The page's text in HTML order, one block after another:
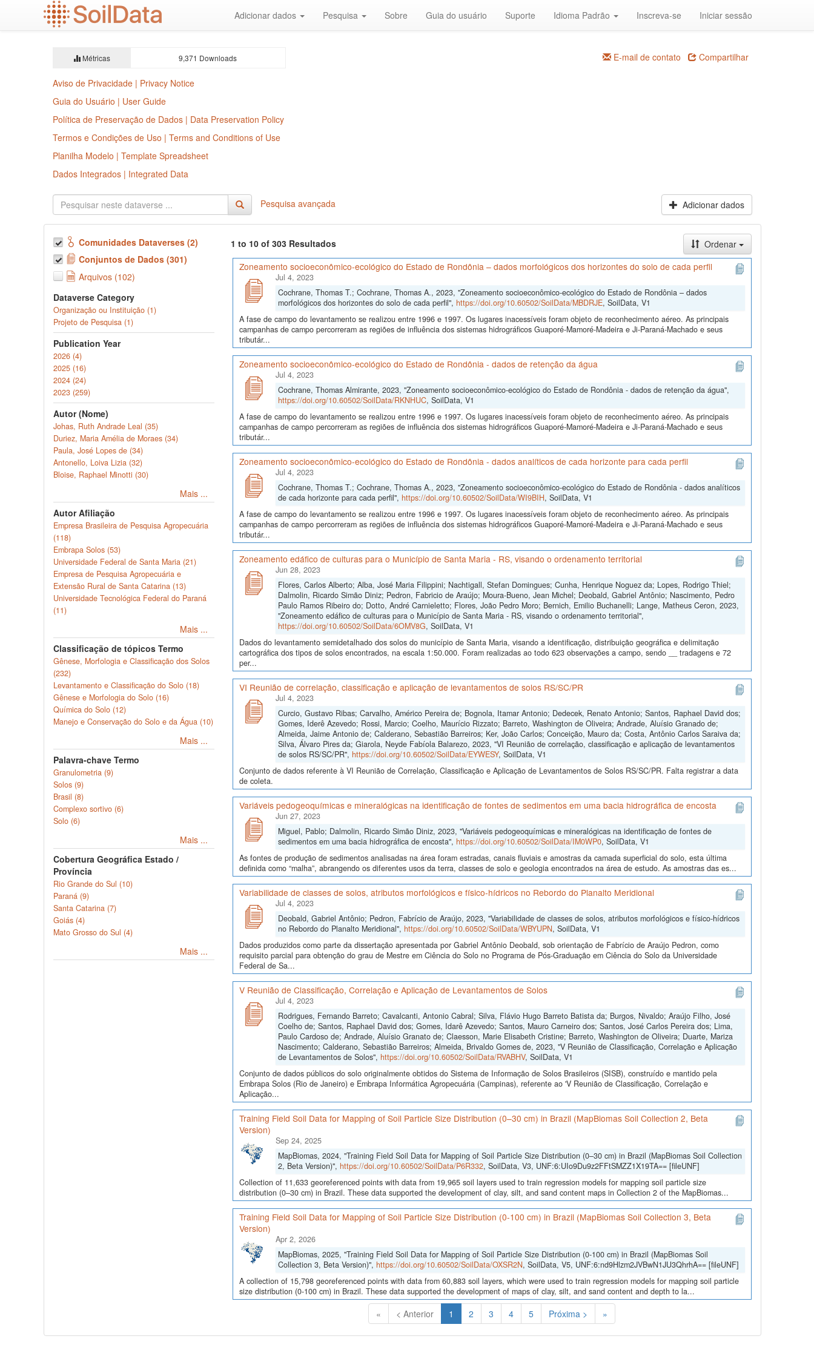
Adicionar dados Pesquisa Sobre Guia do usuário Suporte Idioma Padrão Inscreva-se Iniciar sessão
Métricas 9,371 Downloads E-mail de contato Compartilhar
Aviso de Privacidade | Privacy Notice
Guia do Usuário | User Guide
Política de Preservação de Dados | Data Preservation Policy
Termos e Condições de Uso | Terms and Conditions of Use
Planilha Modelo | Template Spreadsheet
Dados Integrados | Integrated Data
Pesquisa avançada Adicionar dados
Comunidades Dataverses (2)
Conjuntos de Dados (301)
Arquivos (102)
Dataverse Category
Organização ou Instituição (1)
Projeto de Pesquisa (1)
Publication Year
2026 (4)
2025 (16)
2024 (24)
2023 (259)
Autor (Nome)
Johas, Ruth Andrade Leal (35)
Duriez, Maria Amélia de Moraes (34)
Paula, José Lopes de (34)
Antonello, Loiva Lizia (32)
Bloise, Raphael Minotti (30)
Mais ...
Autor Afiliação
Empresa Brasileira de Pesquisa Agropecuária
(118)
Embrapa Solos (53)
Universidade Federal de Santa Maria (21)
Empresa de Pesquisa Agropecuária e
Extensão Rural de Santa Catarina (13)
Universidade Tecnológica Federal do Paraná
(11)
Mais ...
Classificação de tópicos Termo
Gênese, Morfologia e Classificação dos Solos
(232)
Levantamento e Classificação do Solo (18)
Gênese e Morfologia do Solo (16)
Química do Solo (12)
Manejo e Conservação do Solo e da Água (10)
Mais ...
Palavra-chave Termo
Granulometria (9)
Solos (9)
Brasil (8)
Complexo sortivo (6)
Solo (6)
Mais ...
Cobertura Geográfica Estado /
Província
Rio Grande do Sul (10)
Paraná (9)
Santa Catarina (7)
Goiás (4)
Mato Grosso do Sul (4)
Mais ...
1 to 10 of 303 Resultados
Ordenar
Zoneamento socioeconômico-ecológico do Estado de Rondônia – dados morfológicos dos horizontes do solo de cada perfil
Jul 4, 2023
Cochrane, Thomas T.; Cochrane, Thomas A., 2023, "Zoneamento socioeconômico-ecológico do Estado de Rondônia – dados
morfológicos dos horizontes do solo de cada perfil", https://doi.org/10.60502/SoilData/MBDRJE, SoilData, V1
A fase de campo do levantamento se realizou entre 1996 e 1997. Os lugares inacessíveis foram objeto de reconhecimento aéreo. As principais
campanhas de campo percorreram as regiões de influência dos sistemas hidrográficos Guaporé-Mamoré-Madeira e Ji-Paraná-Machado e seus
tributár...
Zoneamento socioeconômico-ecológico do Estado de Rondônia - dados de retenção da água
Jul 4, 2023
Cochrane, Thomas Almirante, 2023, "Zoneamento socioeconômico-ecológico do Estado de Rondônia - dados de retenção da água",
https://doi.org/10.60502/SoilData/RKNHUC, SoilData, V1
A fase de campo do levantamento se realizou entre 1996 e 1997. Os lugares inacessíveis foram objeto de reconhecimento aéreo. As principais
campanhas de campo percorreram as regiões de influência dos sistemas hidrográficos Guaporé-Mamoré-Madeira e Ji-Paraná-Machado e seus
tributár...
Zoneamento socioeconômico-ecológico do Estado de Rondônia - dados analíticos de cada horizonte para cada perfil
Jul 4, 2023
Cochrane, Thomas T.; Cochrane, Thomas A., 2023, "Zoneamento socioeconômico-ecológico do Estado de Rondônia - dados analíticos
de cada horizonte para cada perfil", https://doi.org/10.60502/SoilData/WI9BIH, SoilData, V1
A fase de campo do levantamento se realizou entre 1996 e 1997. Os lugares inacessíveis foram objeto de reconhecimento aéreo. As principais
campanhas de campo percorreram as regiões de influência dos sistemas hidrográficos Guaporé-Mamoré-Madeira e Ji-Paraná-Machado e seus
tributár...
Zoneamento edáfico de culturas para o Município de Santa Maria - RS, visando o ordenamento territorial
Jun 28, 2023
Flores, Carlos Alberto; Alba, José Maria Filippini; Nachtigall, Stefan Domingues; Cunha, Henrique Noguez da; Lopes, Rodrigo Thiel;
Dalmolin, Ricardo Simão Diniz; Pedron, Fabricio de Araújo; Moura-Bueno, Jean Michel; Deobald, Gabriel Antônio; Nascimento, Pedro
Paulo Ramos Ribeiro do; Dotto, André Carnieletto; Flores, João Pedro Moro; Bernich, Emilio Buchanelli; Lange, Matheus Ceron, 2023,
"Zoneamento edáfico de culturas para o Município de Santa Maria - RS, visando o ordenamento territorial",
https://doi.org/10.60502/SoilData/6OMV8G, SoilData, V1
Dados do levantamento semidetalhado dos solos do município de Santa Maria, visando a identificação, distribuição geográfica e delimitação
cartográfica dos tipos de solos encontrados, na escala 1:50.000. Foram realizadas ao todo 623 observações a campo, sendo __ tradagens e 72
per...
VI Reunião de correlação, classificação e aplicação de levantamentos de solos RS/SC/PR
Jul 4, 2023
Curcio, Gustavo Ribas; Carvalho, Américo Pereira de; Bognola, Itamar Antonio; Dedecek, Renato Antonio; Santos, Raphael David dos;
Gomes, Iderê Azevedo; Rossi, Marcio; Coelho, Maurício Rizzato; Barreto, Washington de Oliveira; Andrade, Aluísio Granado de;
Almeida, Jaime Antonio de; Calderano, Sebastião Barreiros; Ker, João Carlos; Conceição, Mauro da; Costa, Antônio Carlos Saraiva da;
Silva, Álvaro Pires da; Giarola, Neyde Fabíola Balarezo, 2023, "VI Reunião de correlação, classificação e aplicação de levantamentos
de solos RS/SC/PR", https://doi.org/10.60502/SoilData/EYWESY, SoilData, V1
Conjunto de dados referente à VI Reunião de Correlação, Classificação e Aplicação de Levantamentos de Solos RS/SC/PR. Falta registrar a data
de coleta.
Variáveis pedogeoquímicas e mineralógicas na identificação de fontes de sedimentos em uma bacia hidrográfica de encosta
Jun 27, 2023
Miguel, Pablo; Dalmolin, Ricardo Simão Diniz, 2023, "Variáveis pedogeoquímicas e mineralógicas na identificação de fontes de
sedimentos em uma bacia hidrográfica de encosta", https://doi.org/10.60502/SoilData/IM0WP0, SoilData, V1
As fontes de produção de sedimentos analisadas na área foram estradas, canais fluviais e amostras da camada superficial do solo, esta última
definida como “malha”, abrangendo os diferentes usos da terra, classes de solo e geologia encontrados na área de estudo. As amostras das es...
Variabilidade de classes de solos, atributos morfológicos e físico-hídricos no Rebordo do Planalto Meridional
Jul 4, 2023
Deobald, Gabriel Antônio; Pedron, Fabrício de Araújo, 2023, "Variabilidade de classes de solos, atributos morfológicos e físico-hídricos
no Rebordo do Planalto Meridional", https://doi.org/10.60502/SoilData/WBYUPN, SoilData, V1
Dados produzidos como parte da dissertação apresentada por Gabriel Antônio Deobald, sob orientação de Fabrício de Araújo Pedron, como
requisito parcial para obtenção do grau de Mestre em Ciência do Solo no Programa de Pós-Graduação em Ciência do Solo da Universidade
Federal de Sa...
V Reunião de Classificação, Correlação e Aplicação de Levantamentos de Solos
Jul 4, 2023
Rodrigues, Fernando Barreto; Cavalcanti, Antonio Cabral; Silva, Flávio Hugo Barreto Batista da; Burgos, Nivaldo; Araújo Filho, José
Coelho de; Santos, Raphael David dos; Gomes, Idarê Azevedo; Santos, Mauro Carneiro dos; Santos, José Carlos Pereira dos; Lima,
Paulo Cardoso de; Andrade, Aluísio Granato de; Claesson, Marie Elisabeth Cristine; Barreto, Washington de Oliveira; Duarte, Mariza
Nascimento; Calderano, Sebastião Barreiros; Almeida, Brivaldo Gomes de, 2023, "V Reunião de Classificação, Correlação e Aplicação
de Levantamentos de Solos", https://doi.org/10.60502/SoilData/RVABHV, SoilData, V1
Conjunto de dados públicos do solo originalmente obtidos do Sistema de Informação de Solos Brasileiros (SISB), construído e mantido pela
Embrapa Solos (Rio de Janeiro) e Embrapa Informática Agropecuária (Campinas), referente ao 'V Reunião de Classificação, Correlação e
Aplicação...
Training Field Soil Data for Mapping of Soil Particle Size Distribution (0–30 cm) in Brazil (MapBiomas Soil Collection 2, Beta
Version)
Sep 24, 2025
MapBiomas, 2024, "Training Field Soil Data for Mapping of Soil Particle Size Distribution (0–30 cm) in Brazil (MapBiomas Soil Collection
2, Beta Version)", https://doi.org/10.60502/SoilData/P6R332, SoilData, V3, UNF:6:UIo9Du9z2FFtSMZZ1X19TA== [fileUNF]
Collection of 11,633 georeferenced points with data from 19,965 soil layers used to train regression models for mapping soil particle size
distribution (0–30 cm) in Brazil. These data supported the development of clay, silt, and sand content maps in Collection 2 of the MapBiomas...
Training Field Soil Data for Mapping of Soil Particle Size Distribution (0-100 cm) in Brazil (MapBiomas Soil Collection 3, Beta
Version)
Apr 2, 2026
MapBiomas, 2025, "Training Field Soil Data for Mapping of Soil Particle Size Distribution (0-100 cm) in Brazil (MapBiomas Soil
Collection 3, Beta Version)", https://doi.org/10.60502/SoilData/OXSR2N, SoilData, V5, UNF:6:nd9Hlzm2JVBwN1JU3QhrhA== [fileUNF]
A collection of 15,798 georeferenced points with data from 60,883 soil layers, which were used to train regression models for mapping soil particle
size distribution (0-100 cm) in Brazil. These data supported the development of maps of clay, silt, and sand content and depth to la...
« < Anterior 1 (Atual)
2 3 4 5 Próxima > »